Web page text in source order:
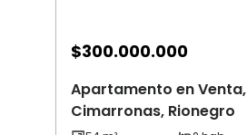
$300.000.000
Apartamento en Venta,
Cimarronas, Rionegro